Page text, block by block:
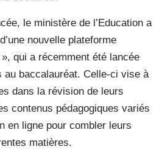
le ministère de l’Education a
nouvelle plateforme
qui a récemment été lancée
au baccalauréat. Celle-ci vise à
dans la révision de leurs
contenus pédagogiques variés
en ligne pour combler leurs
matières.